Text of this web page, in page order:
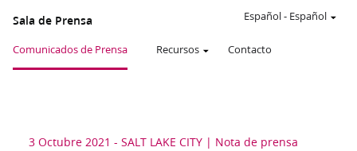
Sala de Prensa
Comunicados de Prensa Recursos Contacto
Español- Español
3 Octubre 2021 - SALT LAKE CITY Nota de prensa